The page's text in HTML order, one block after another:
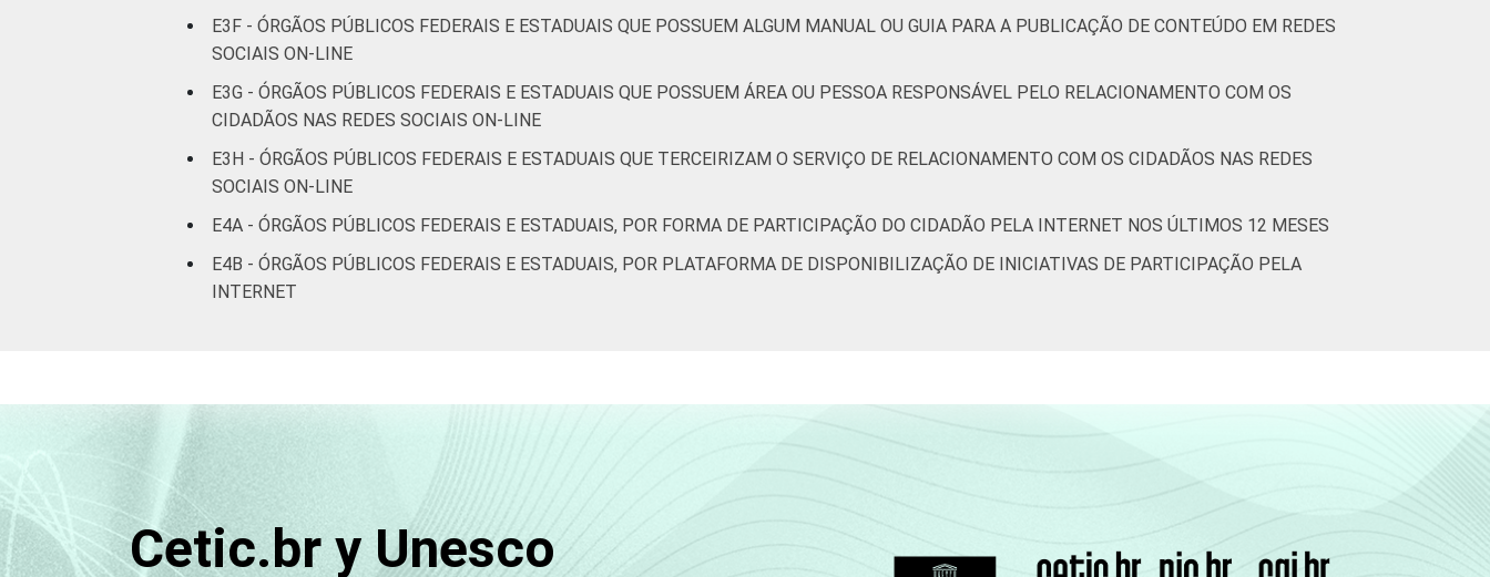
E3F - ÓRGÃOS PÚBLICOS FEDERAIS E ESTADUAIS QUE POSSUEM ALGUM MANUAL OU GUIA PARA A PUBLICAÇÃO DE CONTEÚDO EM REDES
SOCIAIS ON-LINE
E3G - ÓRGÃOS PÚBLICOS FEDERAIS E ESTADUAIS QUE POSSUEM ÁREA OU PESSOA RESPONSÁVEL PELO RELACIONAMENTO COM OS
CIDADÃOS NAS REDES SOCIAIS ON-LINE
E3H - ÓRGÃOS PÚBLICOS FEDERAIS E ESTADUAIS QUE TERCEIRIZAM O SERVIÇO DE RELACIONAMENTO COM OS CIDADÃOS NAS REDES
SOCIAIS ON-LINE
E4A - ÓRGÃOS PÚBLICOS FEDERAIS E ESTADUAIS, POR FORMA DE PARTICIPAÇÃO DO CIDADÃO PELA INTERNET NOS ÚLTIMOS 12 MESES
E4B - ÓRGÃOS PÚBLICOS FEDERAIS E ESTADUAIS, POR PLATAFORMA DE DISPONIBILIZAÇÃO DE INICIATIVAS DE PARTICIPAÇÃO PELA
INTERNET
Cetic.br y Unesco